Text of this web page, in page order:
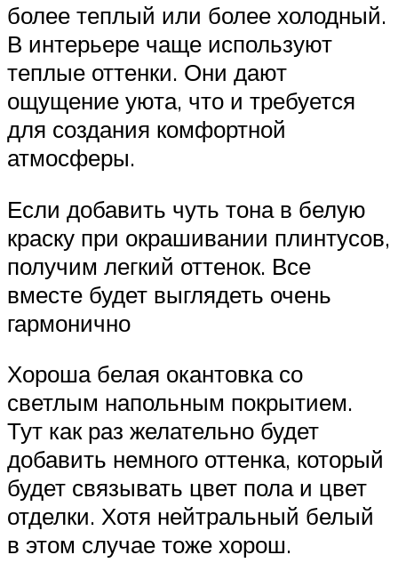
более теплый или более холодный.
В интерьере чаще используют
теплые оттенки. Они дают
ощущение уюта, что и требуется
для создания комфортной
атмосферы.
Если добавить чуть тона в белую
краску при окрашивании плинтусов,
получим легкий оттенок. Все
вместе будет выглядеть очень
гармонично
Хороша белая окантовка со
светлым напольным покрытием.
Тут как раз желательно будет
добавить немного оттенка, который
будет связывать цвет пола и цвет
отделки. Хотя нейтральный белый
в этом случае тоже хорош.